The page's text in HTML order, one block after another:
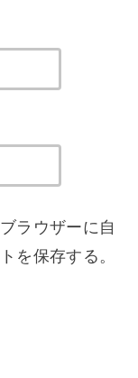
ラウザーに自
を保存する。